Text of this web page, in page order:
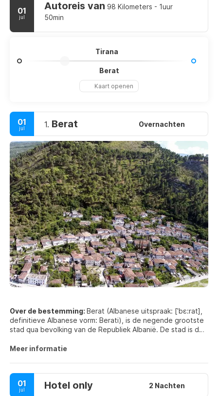
01
jul
Autoreis van 98 Kilometers - 1uur
50min
Tirana
Berat
Kaart openen
01
jul 1. Berat Overnachten
Over de bestemming: Berat (Albanese uitspraak: [ˈbɛ:rat],
definitieve Albanese vorm: Berati), is de negende grootste
stad qua bevolking van de Republiek Albanië. De stad is de
samenstellende provincies van het land. Hemelsbreed is het
mijl) ten zuiden van Tirana en 33 kilometer (21 mijl) ten
oosten van Fier.
Meer informatie
01
jul Hotel only 2 Nachten